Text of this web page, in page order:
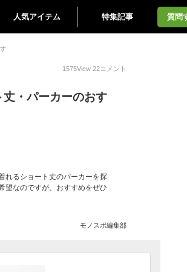
人気アイテム 特集記事 質問
1575View 22コメント
・パーカーのおす
れるショート丈のパーカーを探
望なのですが、おすすめをぜひ
モノスポ編集部